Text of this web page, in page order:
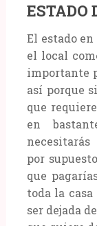
ESTADO
El estado
el local
importante
así porque
que
en
por
que
toda la casa
ser dejada